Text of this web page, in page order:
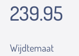
239.95
Wijdtemaat